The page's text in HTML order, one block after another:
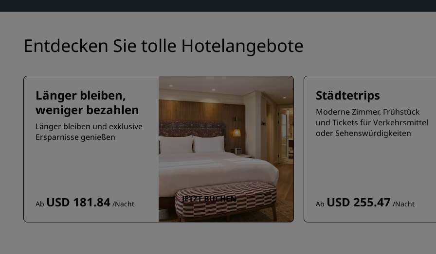
Entdecken Sie tolle Hotelangebote
Länger bleiben,
weniger bezahlen
Länger bleiben und exklusive
Ersparnisse genießen
Ab USD 181.84 /Nacht JETZT BUCHEN
Städtetrips
Moderne Zimmer, Frühstück
und Tickets für Verkehrsmittel
oder Sehenswürdigkeiten
Ab USD 255.47 /Nacht